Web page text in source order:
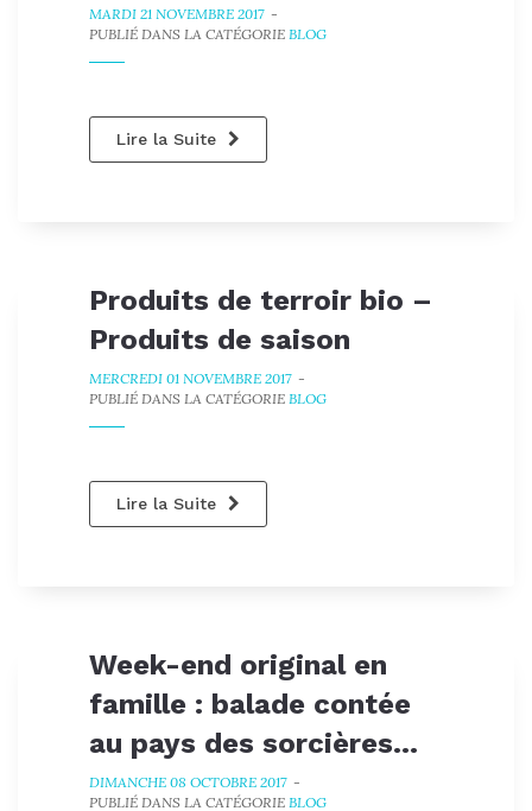
MARDI 21 NOVEMBRE 2017-
PUBLIÉ DANS LA CATÉGORIE BLOG
Lire la Suite
Produits de terroir bio –
Produits de saison
MERCREDI 01 NOVEMBRE 2017-
PUBLIÉ DANS LA CATÉGORIE BLOG
Lire la Suite
Week-end original en
famille : balade contée
au pays des sorcières...
DIMANCHE 08 OCTOBRE 2017-
PUBLIÉ DANS LA CATÉGORIE BLOG